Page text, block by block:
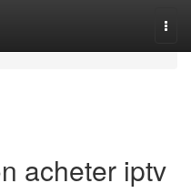
acheter iptv